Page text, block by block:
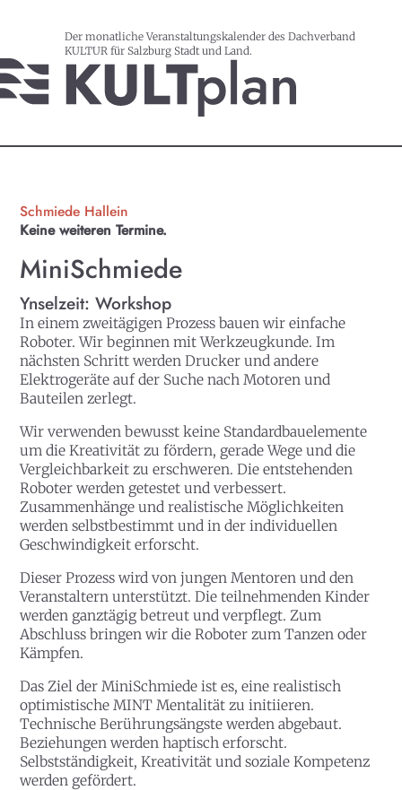
Der monatliche Veranstaltungskalender des Dachverband
KULTUR für Salzburg Stadt und Land.
Schmiede Hallein
Keine weiteren Termine.
MiniSchmiede
Ynselzeit: Workshop
In einem zweitägigen Prozess bauen wir einfache
Roboter. Wir beginnen mit Werkzeugkunde. Im
nächsten Schritt werden Drucker und andere
Elektrogeräte auf der Suche nach Motoren und
Bauteilen zerlegt.
Wir verwenden bewusst keine Standardbauelemente
um die Kreativität zu fördern, gerade Wege und die
Vergleichbarkeit zu erschweren. Die entstehenden
Roboter werden getestet und verbessert.
Zusammenhänge und realistische Möglichkeiten
werden selbstbestimmt und in der individuellen
Geschwindigkeit erforscht.
Dieser Prozess wird von jungen Mentoren und den
Veranstaltern unterstützt. Die teilnehmenden Kinder
werden ganztägig betreut und verpflegt. Zum
Abschluss bringen wir die Roboter zum Tanzen oder
Kämpfen.
Das Ziel der MiniSchmiede ist es, eine realistisch
optimistische MINT Mentalität zu initiieren.
Technische Berührungsängste werden abgebaut.
Beziehungen werden haptisch erforscht.
Selbstständigkeit, Kreativität und soziale Kompetenz
werden gefördert.